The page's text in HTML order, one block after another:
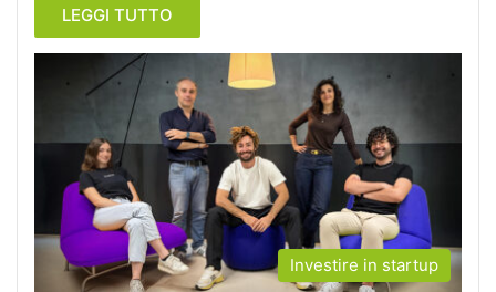
LEGGI TUTTO
Investire in startup